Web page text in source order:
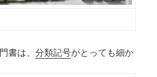
書は、分類記号がとっても細か